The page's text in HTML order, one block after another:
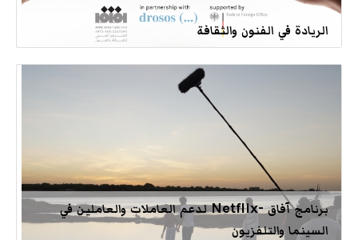
الريادة في الفنون والثقافة
برنامج آفاق -Netflix لدعم العاملات والعاملين في
السينما والتلفزيون